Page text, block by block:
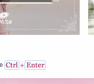
Меняться И